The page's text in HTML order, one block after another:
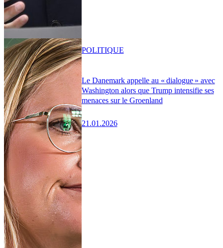
Le Danemark appelle au « dialogue » avec
Washington alors que Trump intensifie ses
menaces sur le Groenland
21.01.2026
POLITIQUE